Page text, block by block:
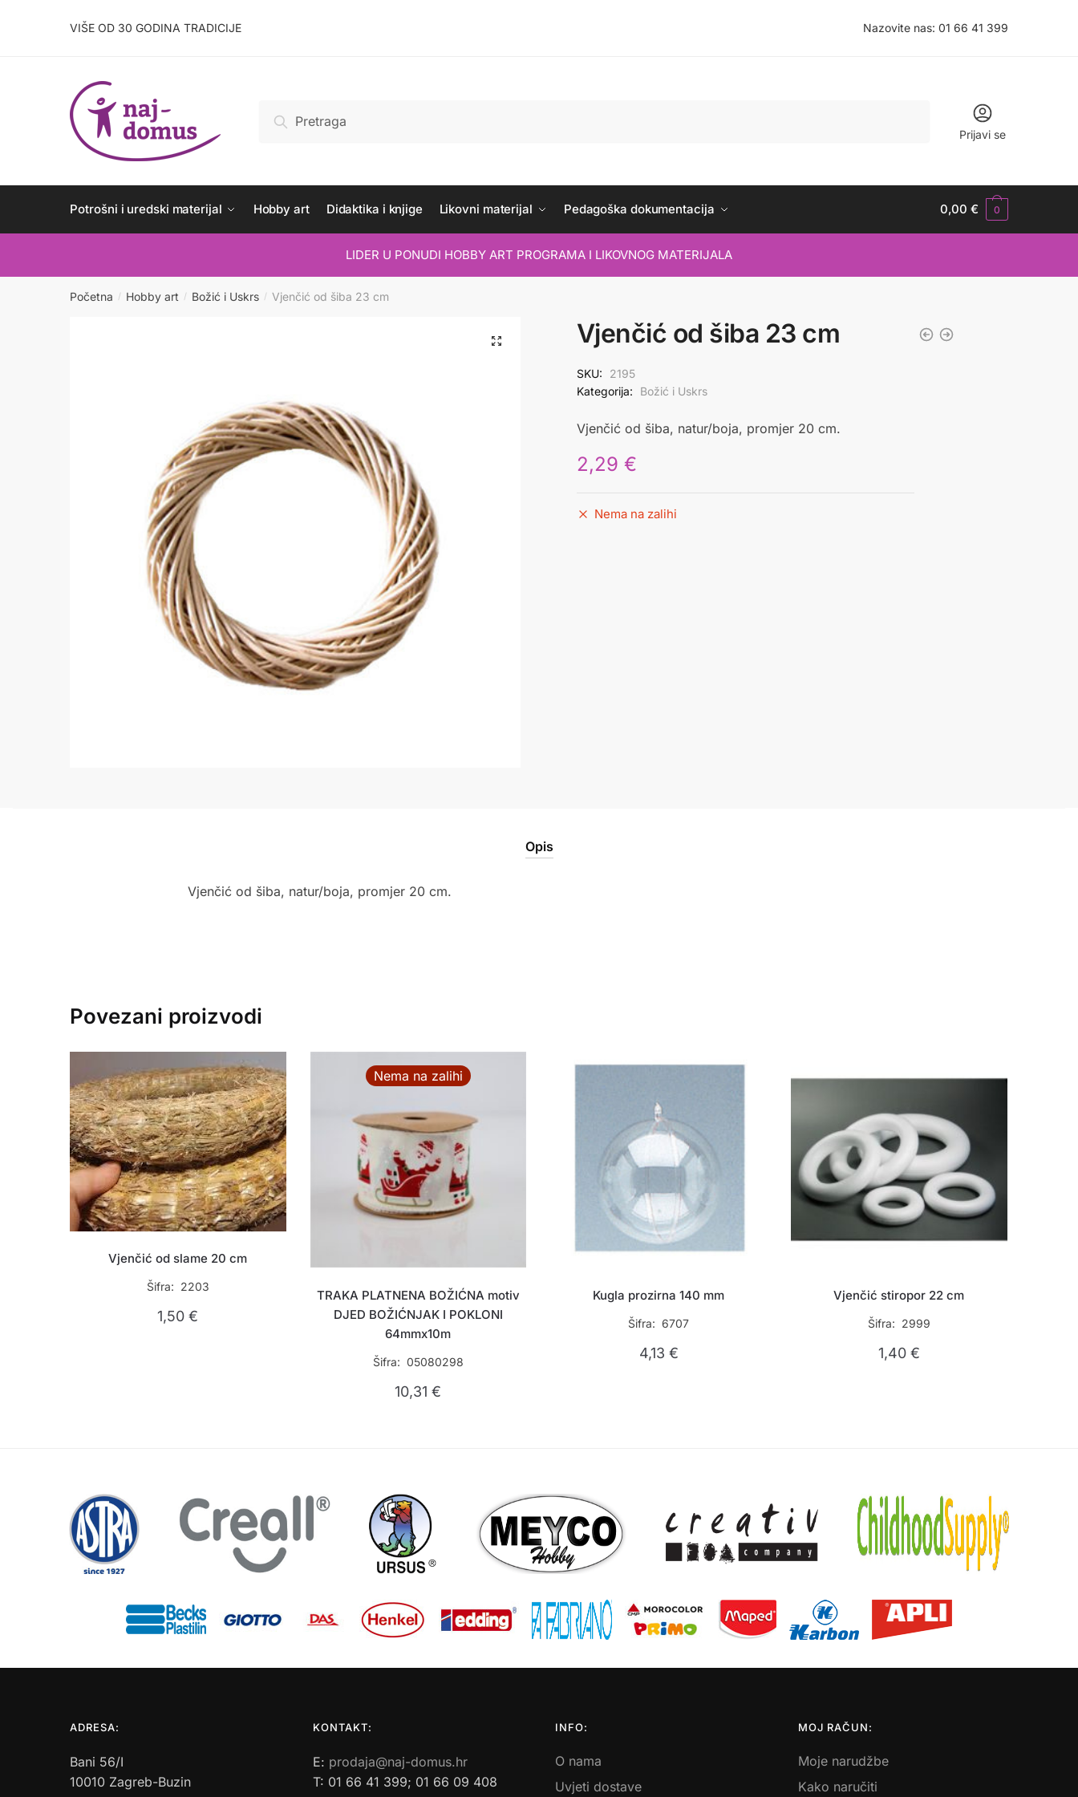
VIŠE OD 30 GODINA TRADICIJE Nazovite nas: 01 66 41 399
Pretraži
Prijavi se
Potrošni i uredski materijal Hobby art Didaktika i knjige Likovni materijal Pedagoška dokumentacija 0,00€ 0
LIDER U PONUDI HOBBY ART PROGRAMA I LIKOVNOG MATERIJALA
Početna / Hobby art / Božić i Uskrs / Vjenčić od šiba 23 cm
Vjenčić od šiba 23 cm
SKU:
2195
Kategorija:
Božić i Uskrs
Vjenčić od šiba, natur/boja, promjer 20 cm.
2,29 €
Nema na zalihi
Opis
Vjenčić od šiba, natur/boja, promjer 20 cm.
Povezani proizvodi
Vjenčić od slame 20 cm
Šifra: 2203
1,50€
Nema na zalihi
TRAKA PLATNENA BOŽIĆNA motiv
DJED BOŽIĆNJAK I POKLONI
64mmx10m
Šifra: 05080298
10,31€
Kugla prozirna 140 mm
Šifra: 6707
4,13 €
Vjenčić stiropor 22 cm
Šifra: 2999
1,40 €
ADRESA:
Bani 56/I
10010 Zagreb-Buzin
KONTAKT:
E: prodaja@naj-domus.hr
T: 01 66 41 399; 01 66 09 408
INFO:
O nama
Uvjeti dostave
MOJ RAČUN:
Moje narudžbe
Kako naručiti